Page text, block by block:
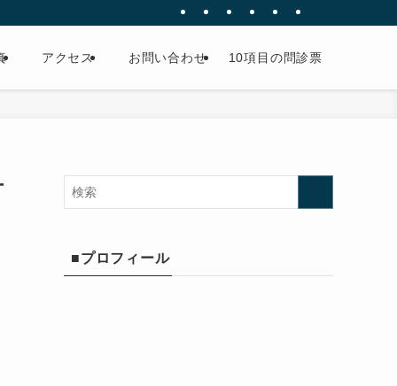
アクセス お問い合わせ 10項目の問診票
■プロフィール